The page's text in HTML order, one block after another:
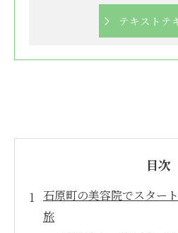
テキストテ
目次
石原町の美容院でスター
旅